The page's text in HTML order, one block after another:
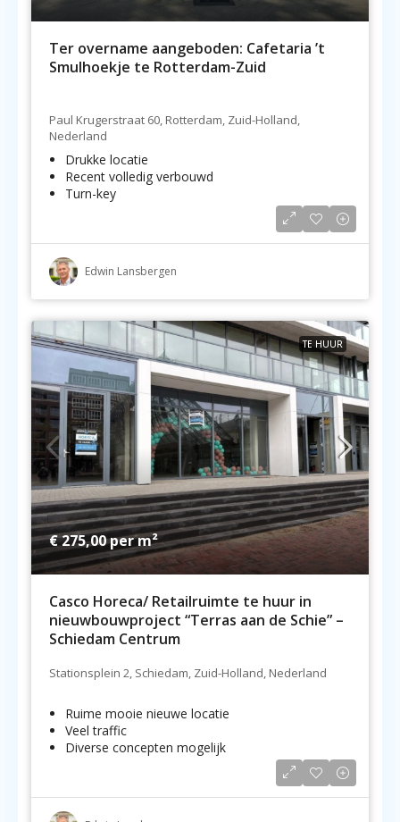
Ter overname aangeboden: Cafetaria ’t
Smulhoekje te Rotterdam-Zuid
Paul Krugerstraat 60, Rotterdam, Zuid-Holland,
Nederland
Drukke locatie
Recent volledig verbouwd
Turn-key
Edwin Lansbergen
TE HUUR
€ 275,00per m²
Casco Horeca/ Retailruimte te huur in
nieuwbouwproject “Terras aan de Schie” –
Schiedam Centrum
Stationsplein 2, Schiedam, Zuid-Holland, Nederland
Ruime mooie nieuwe locatie
Veel traffic
Diverse concepten mogelijk